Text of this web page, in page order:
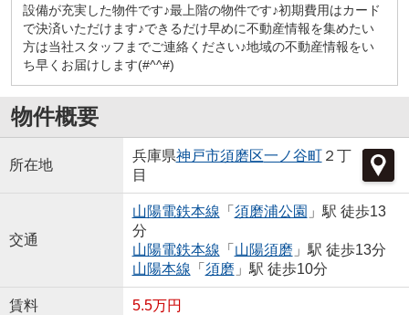
設備が充実した物件です♪最上階の物件です♪初期費用はカード
で決済いただけます♪できるだけ早めに不動産情報を集めたい
方は当社スタッフまでご連絡ください♪地域の不動産情報をい
ち早くお届けします(#^^#)
物件概要
所在地
兵庫県神戸市須磨区一ノ谷町２丁
目
交通
山陽電鉄本線 「 須磨浦公園 」駅 徒歩13
分
山陽電鉄本線 「 山陽須磨 」駅 徒歩13分
山陽本線 「 須磨 」駅 徒歩10分
賃料 5.5万円